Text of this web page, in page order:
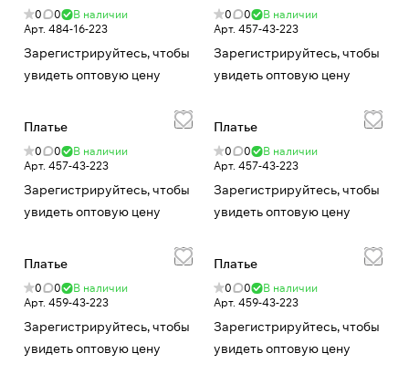
0 0
В наличии
Арт. 484-16-223
Зарегистрируйтесь, чтобы
увидеть оптовую цену
0 0
В наличии
Арт. 457-43-223
Зарегистрируйтесь, чтобы
увидеть оптовую цену
Платье
0 0
В наличии
Арт. 457-43-223
Зарегистрируйтесь, чтобы
увидеть оптовую цену
Платье
0 0
В наличии
Арт. 457-43-223
Зарегистрируйтесь, чтобы
увидеть оптовую цену
Платье
0 0
В наличии
Арт. 459-43-223
Зарегистрируйтесь, чтобы
увидеть оптовую цену
Платье
0 0
В наличии
Арт. 459-43-223
Зарегистрируйтесь, чтобы
увидеть оптовую цену